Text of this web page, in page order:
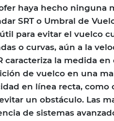
haya hecho ninguna
SRT o Umbral de
para evitar el vuelco
o curvas, aún a la
caracteriza la medida
de vuelco en una
en línea recta, como
un obstáculo. Las
de sistemas